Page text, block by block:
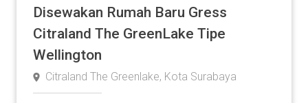
Disewakan Rumah Baru Gress
Citraland The GreenLake Tipe
Wellington
Citraland The Greenlake, Kota Surabaya